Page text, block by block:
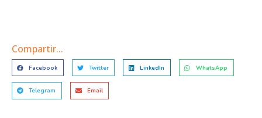
Compartir...
Facebook Twitter LinkedIn WhatsApp
Telegram Email